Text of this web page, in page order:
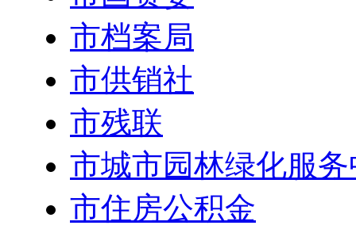
市档案局
市供销社
市残联
市城市园林绿化服
市住房公积金